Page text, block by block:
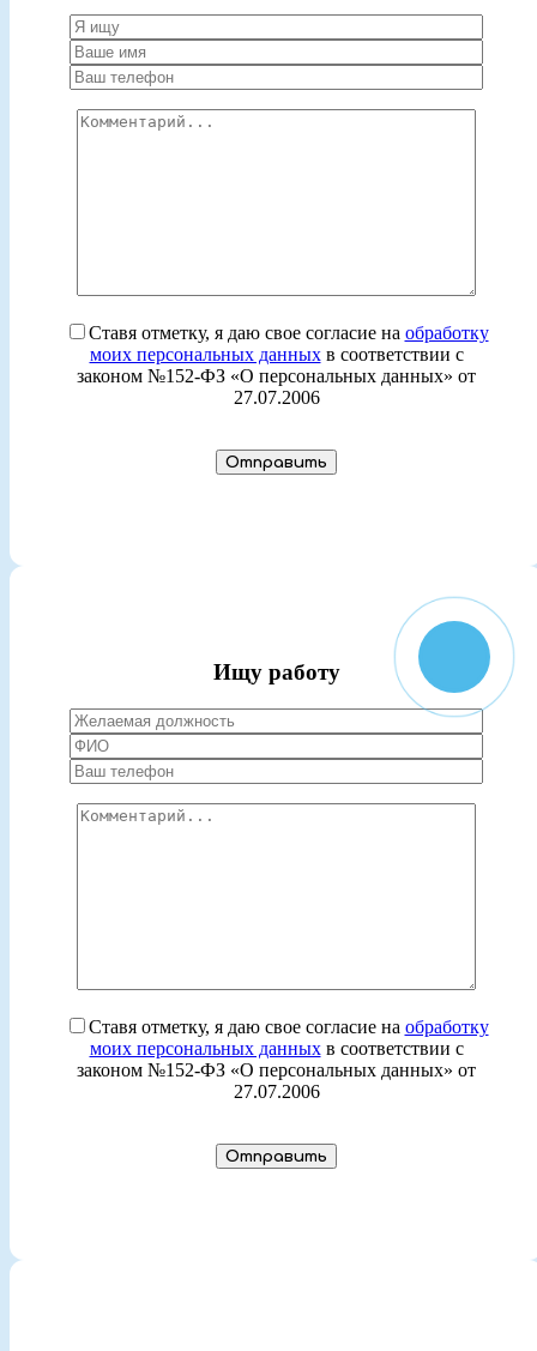
Ставя отметку, я даю свое согласие на обработку
моих персональных данныхв соответствии с
законом №152-ФЗ «О персональных данных» от
27.07.2006
Ищу работу
Ставя отметку, я даю свое согласие на обработку
моих персональных данныхв соответствии с
законом №152-ФЗ «О персональных данных» от
27.07.2006